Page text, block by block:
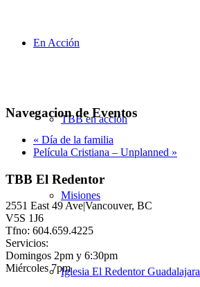
En Acción
TBB en acción
Misiones
Iglesia El Redentor Guadalajara
Navegacion de Eventos
« Día de la familia
Película Cristiana – Unplanned »
TBB El Redentor
2551 East 49 Ave|Vancouver, BC
V5S 1J6
Tfno: 604.659.4225
Servicios:
Domingos 2pm y 6:30pm
Miércoles 7pm